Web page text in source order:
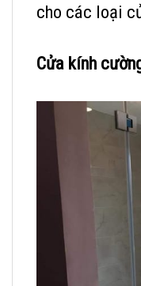
cho các loại
Cửa kính